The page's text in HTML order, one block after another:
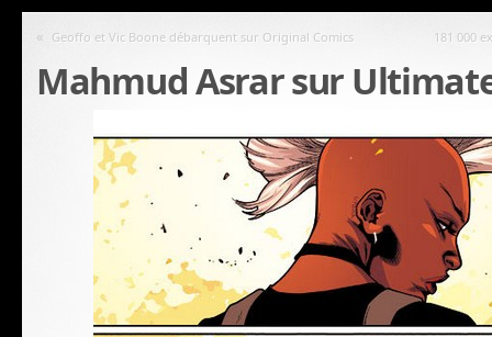
« Geoffo et Vic Boone débarquent sur Original Comics 181 000
Mahmud Asrar sur